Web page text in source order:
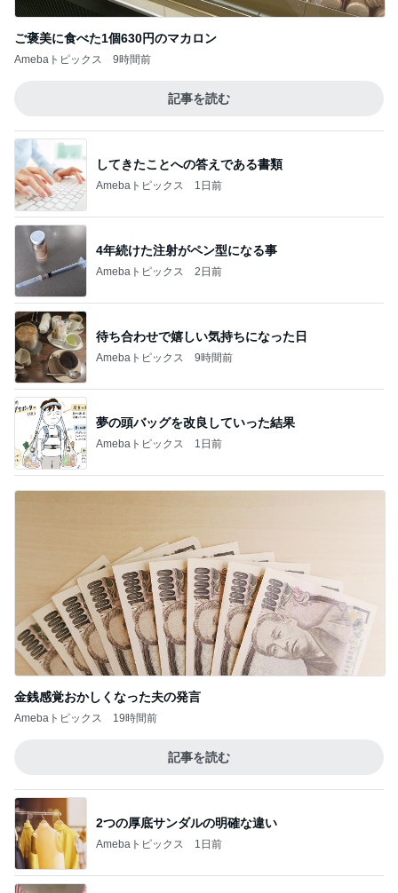
ご褒美に食べた1個630円のマカロン
Amebaトピックス 9時間前
記事を読む
してきたことへの答えである書類
Amebaトピックス 1日前
4年続けた注射がペン型になる事
Amebaトピックス 2日前
待ち合わせで嬉しい気持ちになった日
Amebaトピックス 9時間前
夢の頭バッグを改良していった結果
Amebaトピックス 1日前
金銭感覚おかしくなった夫の発言
Amebaトピックス 19時間前
記事を読む
2つの厚底サンダルの明確な違い
Amebaトピックス 1日前